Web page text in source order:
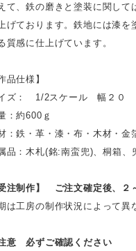
て、鉄の磨きと塗装に関して
げております。鉄地には漆を
質感に仕上げています。
品仕様】
ズ： 1/2スケール 幅２
：約600ｇ
：鉄・革・漆・布・木材・金
品：木札(銘:南蛮兜)、桐箱、
受注制作】 ご注文確定後、２
は工房の制作状況によって異
意 必ずご確認ください